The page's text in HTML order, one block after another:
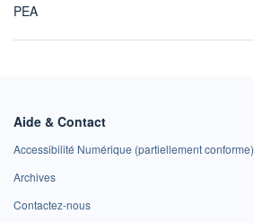
PEA
Aide & Contact
Accessibilité Numérique (partiellement conforme)
Archives
Contactez-nous